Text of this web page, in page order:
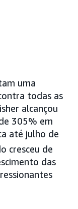
uma
todas as
alcançou
305% em
até julho de
cresceu de
das